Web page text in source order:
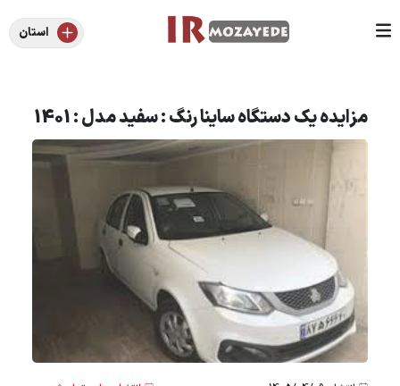
استان
مزایده یک دستگاه ساینا رنگ : سفید مدل : 1401